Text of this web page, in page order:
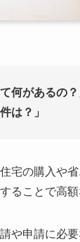
何があるの？
は？」
宅の購入や
ることで高
や申請に必